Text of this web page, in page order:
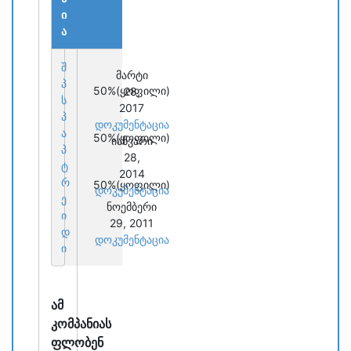
ი
ა
შ
პ
ს
პ
ა
პ
ტ
რ
ე
ი
დ
ი
50%(ყოფილი)
50%(ყოფილი)
50%(ყოფილი)
მარტი
28,
2017
დოკუმენტაცია
იანვარი
28,
2014
დოკუმენტაცია
ნოემბერი
29, 2011
დოკუმენტაცია
ამ
კომპანიას
ფლობენ